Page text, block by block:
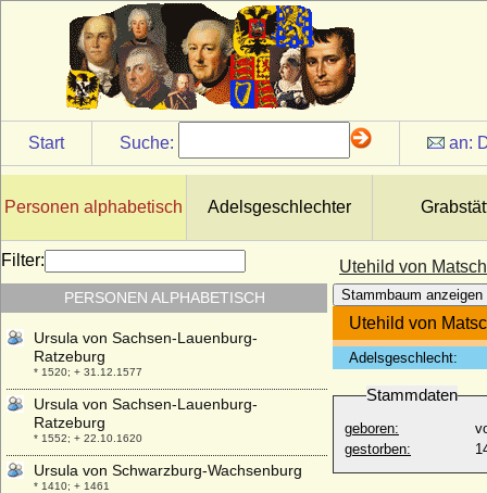
Start Suche: an:
Personen alphabetisch Adelsgeschlechter
Utehild von
Stammbaum anzeigen
Utehild von
Adelsgeschlecht:
Stammdaten
geboren:
gestorben:
Filter:
PERSONEN ALPHABETISCH
* 1522; + 18.09.1554
Ursula von Klüx und Hennersdorf
* nicht überliefert; + nicht überliefert
Ursula von Pentz
Ursula von Quitzow
* unbekannt; + 17.02.1477
Ursula von Rohr (a.d.H. Freienstein)
* ?; + nach dem 06.01.1532
Ursula von Rosenfeld
* unbekannt; + 26.02.1538
Ursula von Sachsen-Lauenburg-
Ratzeburg
* 1520; + 31.12.1577
Ursula von Sachsen-Lauenburg-
Ratzeburg
* 1552; + 22.10.1620
Ursula von Schwarzburg-Wachsenburg
* 1410; + 1461